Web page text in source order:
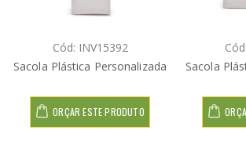
Cód: INV15392
Sacola Plástica Personalizada
ORÇAR ESTE PRODUTO
Sacola